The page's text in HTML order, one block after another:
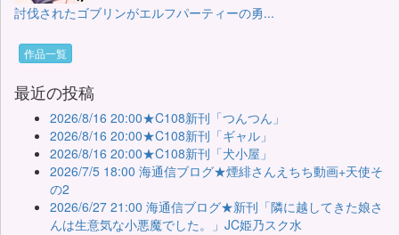
討伐されたゴブリンがエルフパーティーの勇...
作品一覧
最近の投稿
2026/8/16 20:00★C108新刊「つんつん」
2026/8/16 20:00★C108新刊「ギャル」
2026/8/16 20:00★C108新刊「犬小屋」
2026/7/5 18:00 海通信ブログ★煙緋さんえちち動画+天使そ
の2
2026/6/27 21:00 海通信ブログ★新刊「隣に越してきた娘さ
んは生意気な小悪魔でした。」JC姫乃スク水